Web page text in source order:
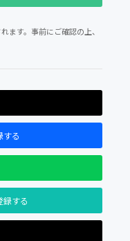
ます。事前にご確認の上、
る
録する